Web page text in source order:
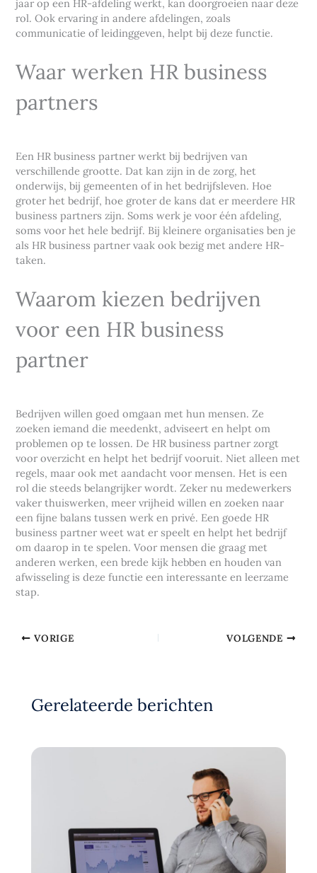
jaar op een HR-afdeling werkt, kan doorgroeien naar deze
rol. Ook ervaring in andere afdelingen, zoals
communicatie of leidinggeven, helpt bij deze functie.
Waar werken HR business
partners
Een HR business partner werkt bij bedrijven van
verschillende grootte. Dat kan zijn in de zorg, het
onderwijs, bij gemeenten of in het bedrijfsleven. Hoe
groter het bedrijf, hoe groter de kans dat er meerdere HR
business partners zijn. Soms werk je voor één afdeling,
soms voor het hele bedrijf. Bij kleinere organisaties ben je
als HR business partner vaak ook bezig met andere HR-
taken.
Waarom kiezen bedrijven
voor een HR business
partner
Bedrijven willen goed omgaan met hun mensen. Ze
zoeken iemand die meedenkt, adviseert en helpt om
problemen op te lossen. De HR business partner zorgt
voor overzicht en helpt het bedrijf vooruit. Niet alleen met
regels, maar ook met aandacht voor mensen. Het is een
rol die steeds belangrijker wordt. Zeker nu medewerkers
vaker thuiswerken, meer vrijheid willen en zoeken naar
een fijne balans tussen werk en privé. Een goede HR
business partner weet wat er speelt en helpt het bedrijf
om daarop in te spelen. Voor mensen die graag met
anderen werken, een brede kijk hebben en houden van
afwisseling is deze functie een interessante en leerzame
stap.
VORIGE VOLGENDE
Gerelateerde berichten